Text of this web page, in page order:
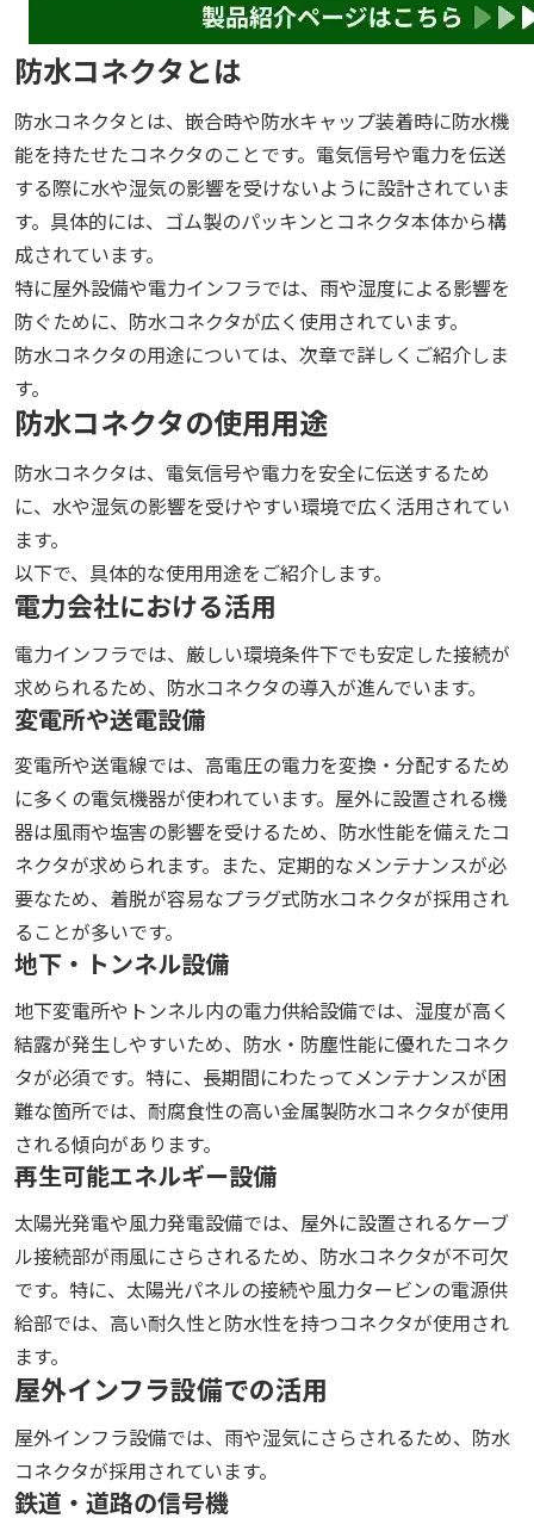
防水コネクタとは
防水コネクタとは、嵌合時や防水キャップ装着時に防水機
能を持たせたコネクタのことです。電気信号や電力を伝送
する際に水や湿気の影響を受けないように設計されていま
す。具体的には、ゴム製のパッキンとコネクタ本体から構
成されています。
特に屋外設備や電力インフラでは、雨や湿度による影響を
防ぐために、防水コネクタが広く使用されています。
防水コネクタの用途については、次章で詳しくご紹介しま
す。
防水コネクタの使用用途
防水コネクタは、電気信号や電力を安全に伝送するため
に、水や湿気の影響を受けやすい環境で広く活用されてい
ます。
以下で、具体的な使用用途をご紹介します。
電力会社における活用
電力インフラでは、厳しい環境条件下でも安定した接続が
求められるため、防水コネクタの導入が進んでいます。
変電所や送電設備
変電所や送電線では、高電圧の電力を変換・分配するため
に多くの電気機器が使われています。屋外に設置される機
器は風雨や塩害の影響を受けるため、防水性能を備えたコ
ネクタが求められます。また、定期的なメンテナンスが必
要なため、着脱が容易なプラグ式防水コネクタが採用され
ることが多いです。
地下・トンネル設備
地下変電所やトンネル内の電力供給設備では、湿度が高く
結露が発生しやすいため、防水・防塵性能に優れたコネク
タが必須です。特に、長期間にわたってメンテナンスが困
難な箇所では、耐腐食性の高い金属製防水コネクタが使用
される傾向があります。
再生可能エネルギー設備
太陽光発電や風力発電設備では、屋外に設置されるケーブ
ル接続部が雨風にさらされるため、防水コネクタが不可欠
です。特に、太陽光パネルの接続や風力タービンの電源供
給部では、高い耐久性と防水性を持つコネクタが使用され
ます。
屋外インフラ設備での活用
屋外インフラ設備では、雨や湿気にさらされるため、防水
コネクタが採用されています。
鉄道・道路の信号機